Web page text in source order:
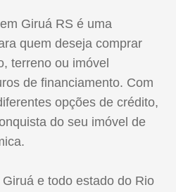
Giruá RS é uma
quem deseja comprar
terreno ou imóvel
de financiamento. Com
opções de crédito,
do seu imóvel de
e todo estado do Rio